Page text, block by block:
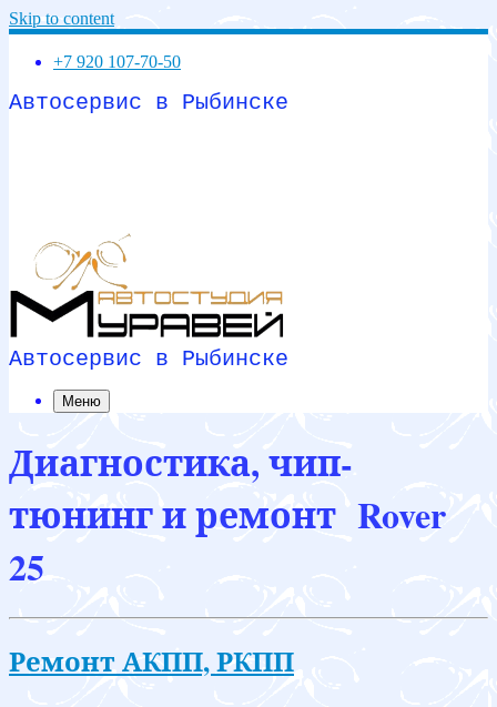
Skip to content
+7 920 107-70-50
Автосервис в Рыбинске
Автосервис в Рыбинске
Меню
Диагностика, чип-
тюнинг и ремонт Rover
25
Ремонт АКПП, РКПП